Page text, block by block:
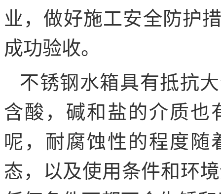
业，做好施工安全防护
成功验收。
不锈钢水箱具有抵抗
含酸，碱和盐的介质也
呢，耐腐蚀性的程度随
态，以及使用条件和环